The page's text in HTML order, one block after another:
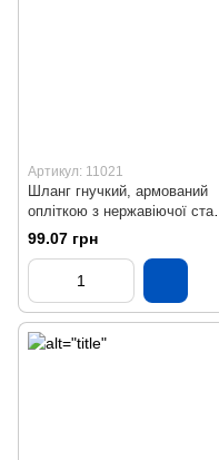
Артикул: 11021
Шланг гнучкий, армований
опліткою з нержавіючої сталі
(ВВ), L = 1200 мм
99.07 грн